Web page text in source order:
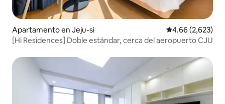
Apartamento en Jeju-si Calificación
4.66 (2,623)
[Hi Residences] Doble estándar, cerca del aeropuerto CJU